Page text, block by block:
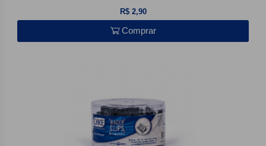
R$ 2,90
Comprar